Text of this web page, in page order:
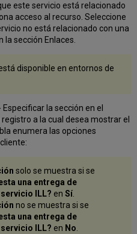
este servicio está relacionado
acceso al recurso. Seleccione
no está relacionado con una
la sección Enlaces.
disponible en entornos de
la sección en el
a la cual desea mostrar el
enumera las opciones
solo se muestra si se
una entrega de
ILL? en Sí.
no se muestra si se
una entrega de
ILL? en No.